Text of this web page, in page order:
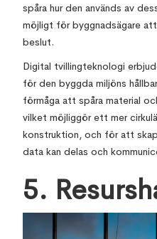
spåra hur den används av
möjligt för byggnadsägare
beslut.
Digital tvillingteknologi
för den byggda miljöns
förmåga att spåra material
vilket möjliggör ett mer
konstruktion, och för att
data kan delas och
5.